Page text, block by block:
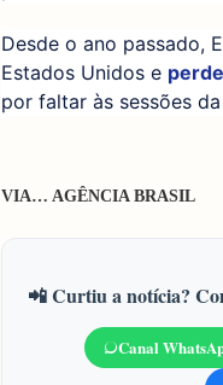
Desde o ano passado,
Estados Unidos e
por faltar às sessões
VIA… AGÊNCIA BRASIL
📲 Curtiu a notícia?
Canal